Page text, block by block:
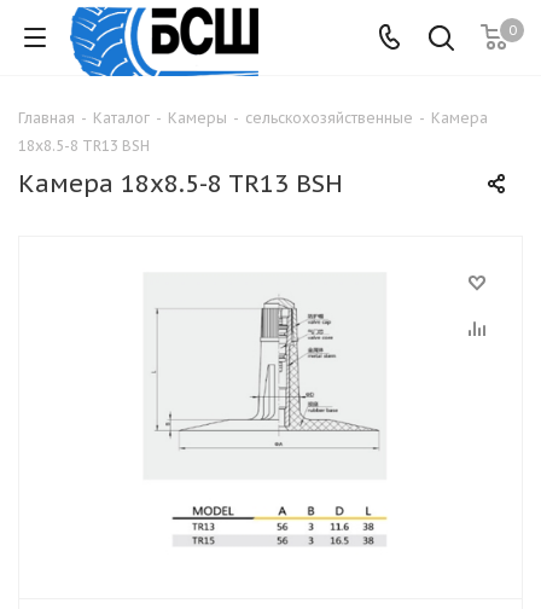
0
Главная - Каталог - Камеры - сельскохозяйственные - Камера
18x8.5-8 TR13 BSH
Камера 18x8.5-8 TR13 BSH